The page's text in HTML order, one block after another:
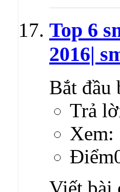
Top 6
2016|
Bắt đầu
Trả
Xem:
Viết bài